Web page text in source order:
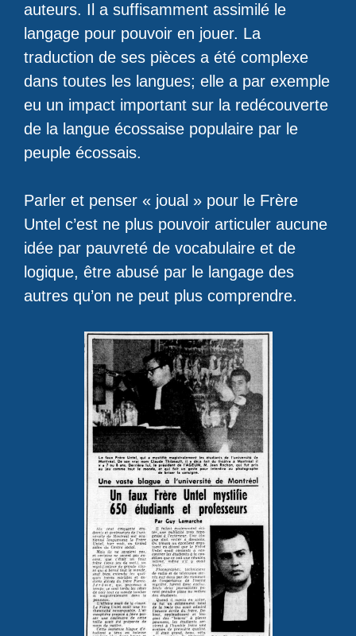
auteurs. Il a suffisamment assimilé le
langage pour pouvoir en jouer. La
traduction de ses pièces a été complexe
dans toutes les langues; elle a par exemple
eu un impact important sur la redécouverte
de la langue écossaise populaire par le
peuple écossais.
Parler et penser « joual » pour le Frère
Untel c’est ne plus pouvoir articuler aucune
idée par pauvreté de vocabulaire et de
logique, être abusé par le langage des
autres qu’on ne peut plus comprendre.